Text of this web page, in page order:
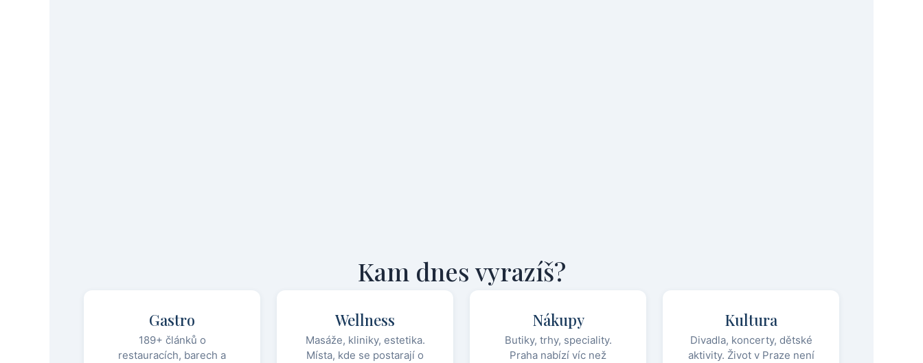
Kam dnes vyrazíš?
Gastro
189+ článků o
restauracích, barech a
Wellness
Masáže, kliniky, estetika.
Místa, kde se postarají o
Nákupy
Butiky, trhy, speciality.
Praha nabízí víc než
Kultura
Divadla, koncerty, dětské
aktivity. Život v Praze není